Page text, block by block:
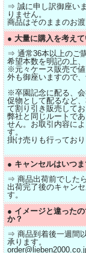
⇒ 誠に申し訳御座い
りません。
商品はそのままのお
● 大量に購入を考え
⇒ 通常36本以上のご
希望本数を明記の上
※元々ケース販売で
外も御座いますので
※卒園記念に配る、
促物として配るなど
て割り引き販売してお
弊社と同じルートで
せん。お取引内容に
す。
掛け売りも行ってお
● キャンセルはいつ
⇒ 商品出荷前でしたら
出荷完了後のキャン
す。
● イメージと違った
か？
⇒ 商品到着後一週間
承ります。